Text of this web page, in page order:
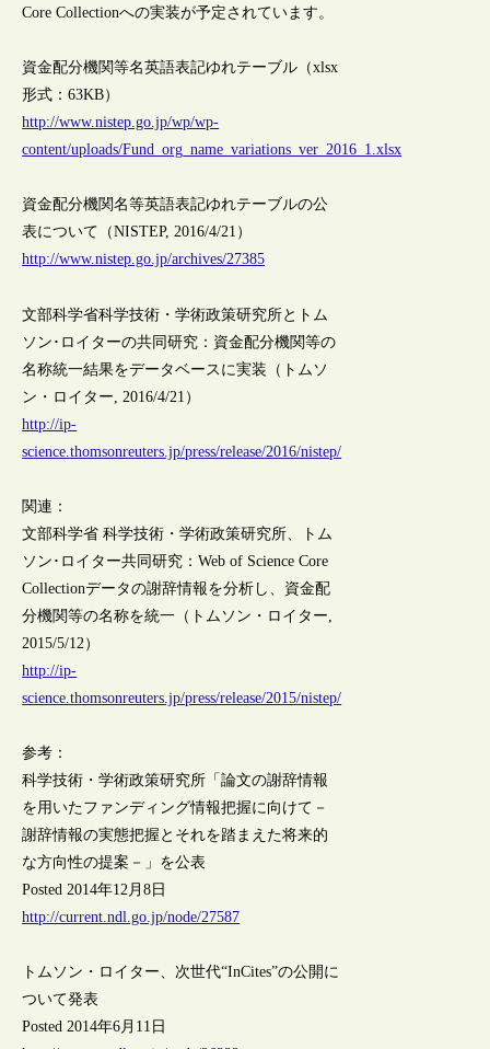
Core Collectionへの実装が予定されています。
資金配分機関等名英語表記ゆれテーブル（xlsx
形式：63KB）
http://www.nistep.go.jp/wp/wp-
content/uploads/Fund_org_name_variations_ver_2016_1.xlsx
資金配分機関名等英語表記ゆれテーブルの公
表について（NISTEP, 2016/4/21）
http://www.nistep.go.jp/archives/27385
文部科学省科学技術・学術政策研究所とトム
ソン･ロイターの共同研究：資金配分機関等の
名称統一結果をデータベースに実装（トムソ
ン・ロイター, 2016/4/21）
http://ip-
science.thomsonreuters.jp/press/release/2016/nistep/
関連：
文部科学省 科学技術・学術政策研究所、トム
ソン･ロイター共同研究：Web of Science Core
Collectionデータの謝辞情報を分析し、資金配
分機関等の名称を統一（トムソン・ロイター,
2015/5/12）
http://ip-
science.thomsonreuters.jp/press/release/2015/nistep/
参考：
科学技術・学術政策研究所「論文の謝辞情報
を用いたファンディング情報把握に向けて－
謝辞情報の実態把握とそれを踏まえた将来的
な方向性の提案－」を公表
Posted 2014年12月8日
http://current.ndl.go.jp/node/27587
トムソン・ロイター、次世代“InCites”の公開に
ついて発表
Posted 2014年6月11日